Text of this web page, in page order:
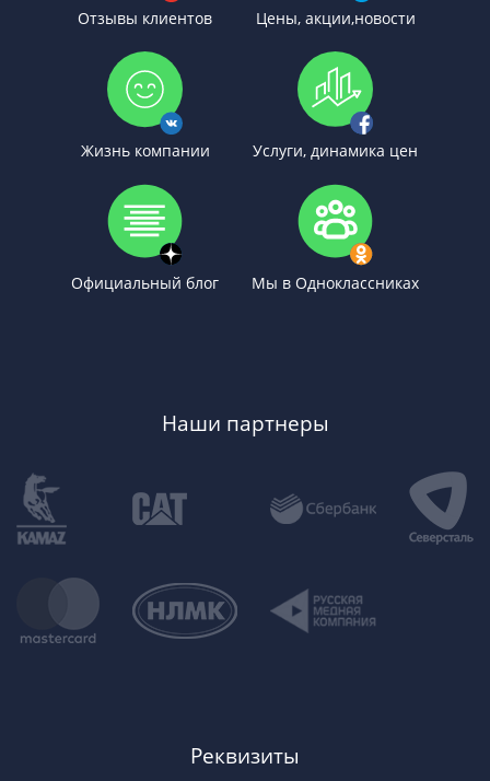
Отзывы клиентов Цены, акции,новости
Жизнь компании Услуги, динамика цен
Официальный блог Мы в Одноклассниках
Наши партнеры
Реквизиты